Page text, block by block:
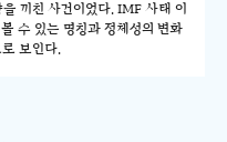
끼친 사건이었다. IMF 사태 이
수 있는 명칭과 정체성의 변화
보인다.